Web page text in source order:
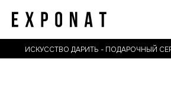
ИСКУССТВО ДАРИТЬ - ПОДАРОЧНЫЙ